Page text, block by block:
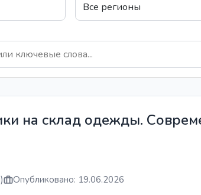
на склад одежды.
Опубликовано: 19.06.2026